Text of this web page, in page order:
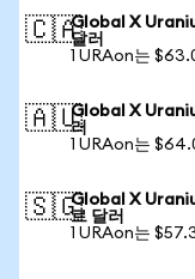
🇨🇦Global X
달러
1 URAon는
🇦🇺Global X
러
1 URAon는
🇸🇬Global X
르 달러
1 URAon는